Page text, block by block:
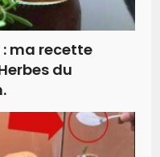
: ma recette
du